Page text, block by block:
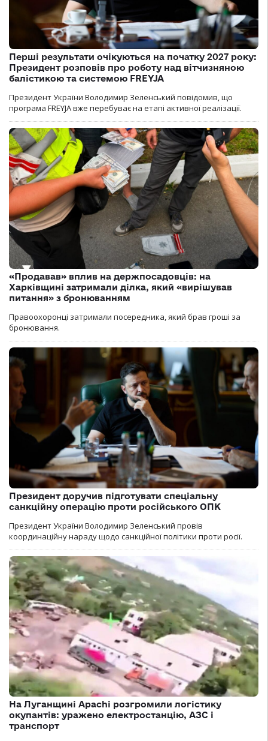
Перші результати очікуються на початку 2027 року:
Президент розповів про роботу над вітчизняною
балістикою та системою FREYJA
Президент України Володимир Зеленський повідомив, що
програма FREYJA вже перебуває на етапі активної реалізації.
«Продавав» вплив на держпосадовців: на
Харківщині затримали ділка, який «вирішував
питання» з бронюванням
Правоохоронці затримали посередника, який брав гроші за
бронювання.
Президент доручив підготувати спеціальну
санкційну операцію проти російського ОПК
Президент України Володимир Зеленський провів
координаційну нараду щодо санкційної політики проти росії.
На Луганщині Apachi розгромили логістику
окупантів: уражено електростанцію, АЗС і
транспорт